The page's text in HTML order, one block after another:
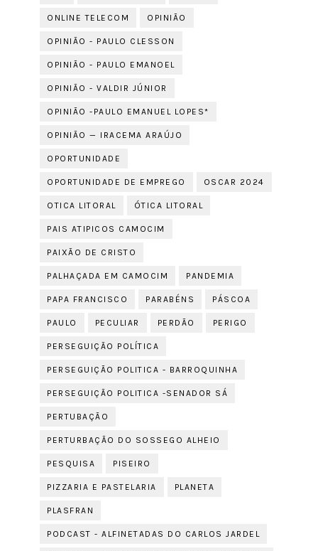
ONLINE TELECOM OPINIÃO
OPINIÃO - PAULO CLESSON
OPINIÃO - PAULO EMANOEL
OPINIÃO - VALDIR JÚNIOR
OPINIÃO -PAULO EMANUEL LOPES*
OPINIÃO — IRACEMA ARAÚJO
OPORTUNIDADE
OPORTUNIDADE DE EMPREGO OSCAR 2024
OTICA LITORAL ÓTICA LITORAL
PAIS ATIPICOS CAMOCIM
PAIXÃO DE CRISTO
PALHAÇADA EM CAMOCIM PANDEMIA
PAPA FRANCISCO PARABÉNS PÁSCOA
PAULO PECULIAR PERDÃO PERIGO
PERSEGUIÇÃO POLÍTICA
PERSEGUIÇÃO POLITICA - BARROQUINHA
PERSEGUIÇÃO POLITICA -SENADOR SÁ
PERTUBAÇÃO
PERTURBAÇÃO DO SOSSEGO ALHEIO
PESQUISA PISEIRO
PIZZARIA E PASTELARIA PLANETA
PLASFRAN
PODCAST - ALFINETADAS DO CARLOS JARDEL